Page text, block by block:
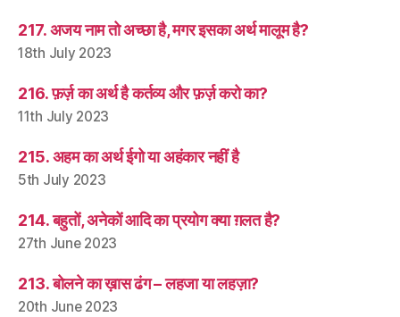
217. अजय नाम तो अच्छा है, मगर इसका अर्थ मालूम है?
18th July 2023
216. फ़र्ज़ का अर्थ है कर्तव्य और फ़र्ज़ करो का?
11th July 2023
215. अहम का अर्थ ईगो या अहंकार नहीं है
5th July 2023
214. बहुतों, अनेकों आदि का प्रयोग क्या ग़लत है?
27th June 2023
213. बोलने का ख़ास ढंग – लहजा या लहज़ा?
20th June 2023